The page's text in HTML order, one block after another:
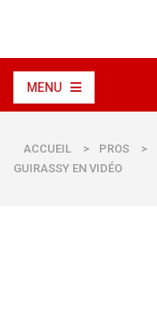
MENU
ACCUEIL > PROS >
GUIRASSY EN VIDÉO